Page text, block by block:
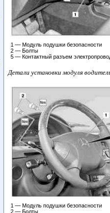
1 — Модуль подушки безопасности
2 — Болты
5 — Контактный разъем
Детали установки модуля
1 — Модуль подушки безопасности
2 — Болты